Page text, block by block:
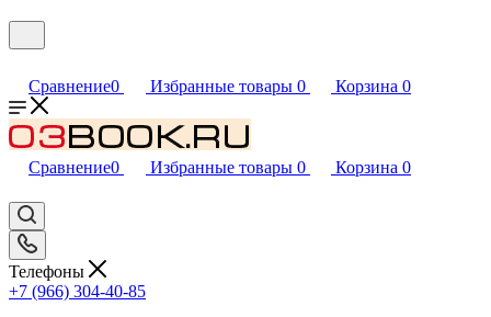
Сравнение0 Избранные товары 0 Корзина 0
Сравнение0 Избранные товары 0 Корзина 0
Телефоны
+7 (966) 304-40-85